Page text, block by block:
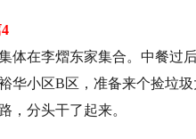
集体在李熠东家集合。中餐
华小区B区，准备来个捡垃
，分头干了起来。